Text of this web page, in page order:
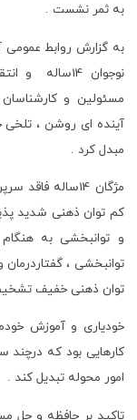
به ثمر نشست .
به گزارش روابط عمومی
نوجوان
مسئولین و
آینده ای روشن ، تلخی
مبدل کرد .
کم توان ذهنی شدید
و توانبخشی به
توانبخشی ،
توان ذهنی خفیف
خودیاری و آموزش
کارهایی بود که درچند
امور محوله تبدیل کند .
تاکید بر حافظه و حل